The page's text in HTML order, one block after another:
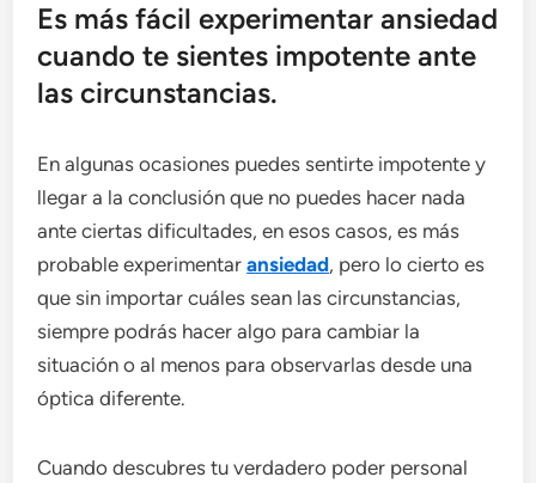
Es más fácil experimentar ansiedad
cuando te sientes impotente ante
las circunstancias.
En algunas ocasiones puedes sentirte impotente y
llegar a la conclusión que no puedes hacer nada
ante ciertas dificultades, en esos casos, es más
probable experimentaransiedad, pero lo cierto es
que sin importar cuáles sean las circunstancias,
siempre podrás hacer algo para cambiar la
situación o al menos para observarlas desde una
óptica diferente.
Cuando descubres tu verdadero poder personal